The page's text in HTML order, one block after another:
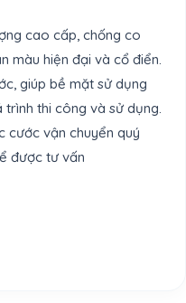
cao cấp, chống co
màu hiện đại và cổ điển.
giúp bề mặt sử dụng
thi công và sử dụng.
cước vận chuyển quý
được tư vấn